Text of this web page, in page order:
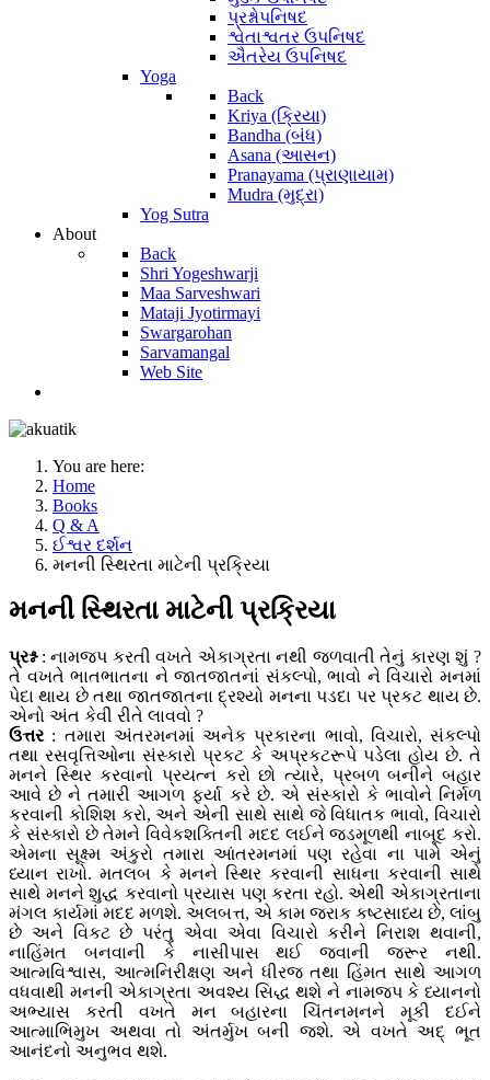
પ્રશ્નોપનિષદ
શ્વેતાશ્વતર ઉપનિષદ
ઐતરેય ઉપનિષદ
Yoga
Back
Kriya (ક્રિયા)
Bandha (બંધ)
Asana (આસન)
Pranayama (પ્રાણાયામ)
Mudra (મુદ્રા)
Yog Sutra
About
Back
Shri Yogeshwarji
Maa Sarveshwari
Mataji Jyotirmayi
Swargarohan
Sarvamangal
Web Site
You are here:
Home
Books
Q & A
ઈશ્વર દર્શન
મનની સ્થિરતા માટેની પ્રક્રિયા
મનની સ્થિરતા માટેની પ્રક્રિયા
પ્રશ્ન: નામજપ કરતી વખતે એકાગ્રતા નથી જળવાતી તેનું કારણ શું ?
તે વખતે ભાતભાતના ને જાતજાતનાં સંકલ્પો, ભાવો ને વિચારો મનમાં
પેદા થાય છે તથા જાતજાતના દ્રશ્યો મનના પડદા પર પ્રકટ થાય છે.
એનો અંત કેવી રીતે લાવવો ?
ઉત્તર: તમારા અંતરમનમાં અનેક પ્રકારના ભાવો, વિચારો, સંકલ્પો
તથા રસવૃત્તિઓના સંસ્કારો પ્રકટ કે અપ્રકટરૂપે પડેલા હોય છે. તે
મનને સ્થિર કરવાનો પ્રયત્ન કરો છો ત્યારે, પ્રબળ બનીને બહાર
આવે છે ને તમારી આગળ ફર્યા કરે છે. એ સંસ્કારો કે ભાવોને નિર્મળ
કરવાની કોશિશ કરો, અને એની સાથે સાથે જે વિધાતક ભાવો, વિચારો
કે સંસ્કારો છે તેમને વિવેકશક્તિની મદદ લઈને જડમૂળથી નાબૂદ કરો.
એમના સૂક્ષ્મ અંકુરો તમારા આંતરમનમાં પણ રહેવા ના પામે એનું
ધ્યાન રાખો. મતલબ કે મનને સ્થિર કરવાની સાધના કરવાની સાથે
સાથે મનને શુદ્ધ કરવાનો પ્રયાસ પણ કરતા રહો. એથી એકાગ્રતાના
મંગલ કાર્યમાં મદદ મળશે. અલબત્ત, એ કામ જરાક કષ્ટસાધ્ય છે, લાંબુ
છે અને વિકટ છે પરંતુ એવા એવા વિચારો કરીને નિરાશ થવાની,
નાહિંમત બનવાની કે નાસીપાસ થઈ જવાની જરૂર નથી.
આત્મવિશ્વાસ, આત્મનિરીક્ષણ અને ધીરજ તથા હિંમત સાથે આગળ
વધવાથી મનની એકાગ્રતા અવશ્ય સિદ્ધ થશે ને નામજપ કે ધ્યાનનો
અભ્યાસ કરતી વખતે મન બહારના ચિંતનમનને મૂકી દઈને
આત્માભિમુખ અથવા તો અંતર્મુખ બની જશે. એ વખતે અદ્ ભૂત
આનંદનો અનુભવ થશે.